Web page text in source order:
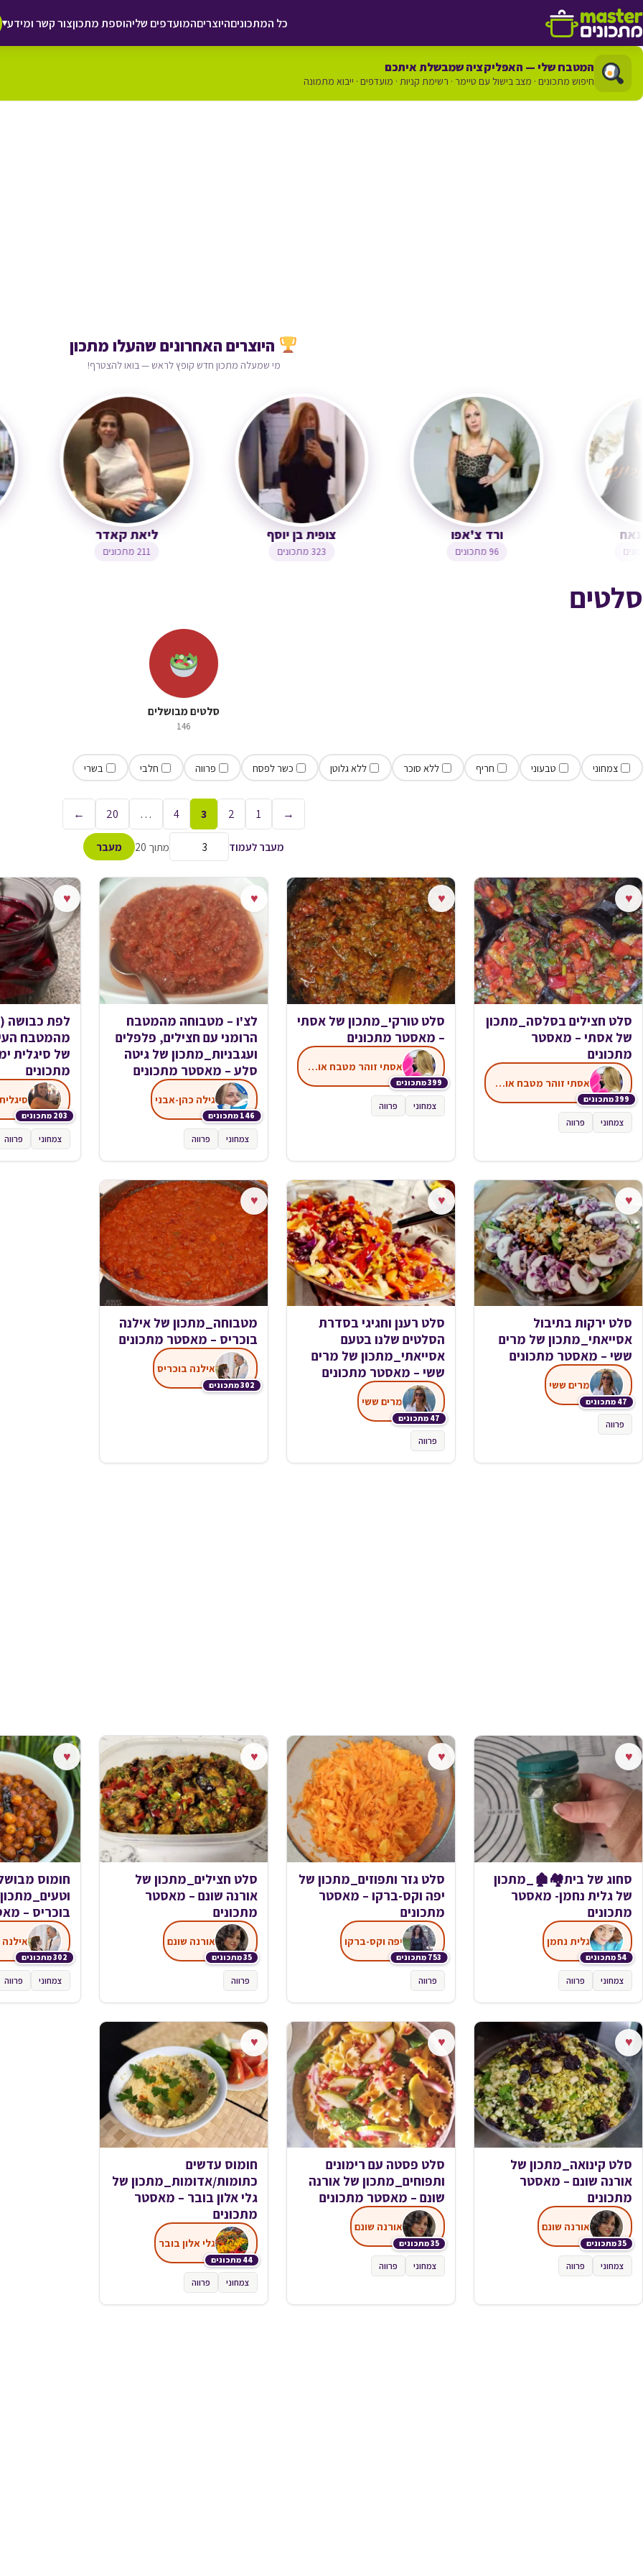
דלג לתוכן
כל המתכוניםהיוצריםהמועדפים שליהוספת מתכוןצור קשר ומידע▾
המטבח שלי — האפליקציה שמבשלת איתכם
חיפוש מתכונים · מצב בישול עם טיימר · רשימת קניות · מועדפים · ייבוא מתמונה
היוצרים האחרונים שהעלו מתכון
מי שמעלה מתכון חדש קופץ לראש — בואו להצטרף!
ליאת קאדר צופית בן יוסף ורד צ'אפו ירדנה ג'נאח
1,244 מתכונים
סלטים
סלטים מבושלים
146
צמחוני טבעוני חריף ללא סוכר ללא גלוטן כשר לפסח פרווה חלבי בשרי
→
1
2
3
4
…
20
←
מעבר לעמוד מתוך 20 מעבר
♥
סלט חצילים בסלסה_מתכון
של אסתי – מאסטר
מתכונים
399 מתכונים
אסתי זוהר מטבח אותנטי
צמחוני פרווה
♥
סלט טורקי_מתכון של אסתי
– מאסטר מתכונים
399 מתכונים
אסתי זוהר מטבח אותנטי
צמחוני פרווה
♥
לצ'ו – מטבוחה מהמטבח
הרומני עם חצילים, פלפלים
ועגבניות_מתכון של גיטה
סלע – מאסטר מתכונים
146 מתכונים
גילה כהן-אבני
צמחוני פרווה
♥
לפת כבושה
מהמטבח‏
של סיגלית
מתכונים
203 מתכונים
צמחוני פרווה
♥
סלט ירקות בתיבול
אסייאתי_מתכון של מרים
ששי – מאסטר מתכונים
47 מתכונים
מרים ששי
פרווה
♥
סלט רענן וחגיגי בסדרת
הסלטים שלנו בטעם
אסייאתי_מתכון של מרים
ששי – מאסטר מתכונים
47 מתכונים
מרים ששי
פרווה
♥
מטבוחה_מתכון של אילנה
בוכריס – מאסטר מתכונים
302 מתכונים
אילנה בוכריס
♥
סחוג של בית🏘🏚_מתכון
של גלית נחמן- מאסטר
מתכונים
54 מתכונים
גלית נחמן
צמחוני פרווה
♥
סלט גזר ותפוזים_מתכון של
יפה וקס-ברקו – מאסטר
מתכונים
753 מתכונים
יפה וקס-ברקו
פרווה
♥
סלט חצילים_מתכון של
אורנה שונם – מאסטר
מתכונים
35 מתכונים
אורנה שונם
פרווה
♥
חומוס
בוכריס –
302 מתכונים
צמחוני פרווה
♥
סלט קינואה_מתכון של
אורנה שונם – מאסטר
מתכונים
35 מתכונים
אורנה שונם
צמחוני פרווה
♥
סלט פסטה עם רימונים
ותפוחים_מתכון של אורנה
שונם – מאסטר מתכונים
35 מתכונים
אורנה שונם
צמחוני פרווה
♥
חומוס עדשים
כתומות/אדומות_מתכון של
גלי אלון בובר – מאסטר
מתכונים
44 מתכונים
גלי אלון בובר
צמחוני פרווה